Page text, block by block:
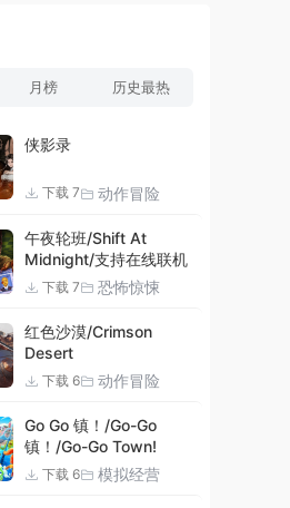
月榜 历史最热
侠影录
下载 7 动作冒险
午夜轮班/Shift At
Midnight/支持在线联机
下载 7 恐怖惊悚
红色沙漠/Crimson
Desert
下载 6 动作冒险
Go Go 镇！/Go-Go
镇！/Go-Go Town!
下载 6 模拟经营